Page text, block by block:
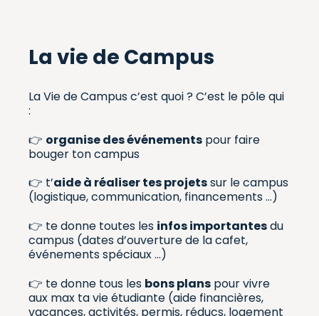
La vie de Campus
La Vie de Campus c’est quoi ? C’est le pôle qui
:
👉 organise des événements pour faire
bouger ton campus
👉 t’aide à réaliser tes projetssur le campus
(logistique, communication, financements …)
👉 te donne toutes les infos importantesdu
campus (dates d’ouverture de la cafet,
événements spéciaux …)
👉 te donne tous les bons plans pour vivre
aux max ta vie étudiante (aide financières,
vacances, activités, permis, réducs, logement